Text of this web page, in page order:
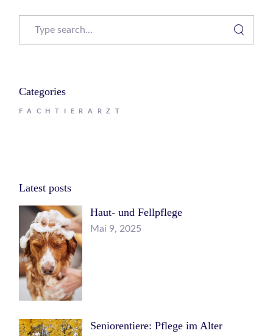
Categories
FACHTIERARZT
Latest posts
Haut- und Fellpflege
Mai 9, 2025
Seniorentiere: Pflege im Alter